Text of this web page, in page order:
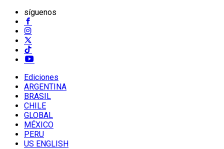
síguenos
Ediciones
ARGENTINA
BRASIL
CHILE
GLOBAL
MÉXICO
PERU
US ENGLISH